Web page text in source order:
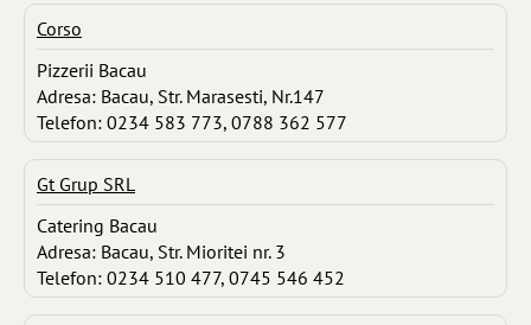
Corso
Pizzerii Bacau
Adresa: Bacau, Str. Marasesti, Nr.147
Telefon: 0234 583 773, 0788 362 577
Gt Grup SRL
Catering Bacau
Adresa: Bacau, Str. Mioritei nr. 3
Telefon: 0234 510 477, 0745 546 452